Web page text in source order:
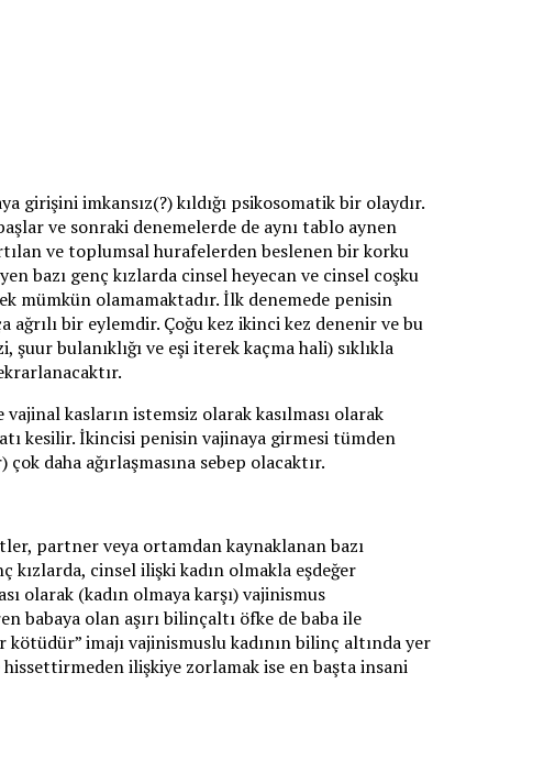
girişini imkansız(?) kıldığı psikosomatik bir olaydır.
ve sonraki denemelerde de aynı tablo aynen
ve toplumsal hurafelerden beslenen bir korku
bazı genç kızlarda cinsel heyecan ve cinsel coşku
mümkün olamamaktadır. İlk denemede penisin
bir eylemdir. Çoğu kez ikinci kez denenir ve bu
bulanıklığı ve eşi iterek kaçma hali) sıklıkla
kasların istemsiz olarak kasılması olarak
kesilir. İkincisi penisin vajinaya girmesi tümden
daha ağırlaşmasına sebep olacaktır.
partner veya ortamdan kaynaklanan bazı
kızlarda, cinsel ilişki kadın olmakla eşdeğer
olarak (kadın olmaya karşı) vajinismus
babaya olan aşırı bilinçaltı öfke de baba ile
imajı vajinismuslu kadının bilinç altında yer
ilişkiye zorlamak ise en başta insani